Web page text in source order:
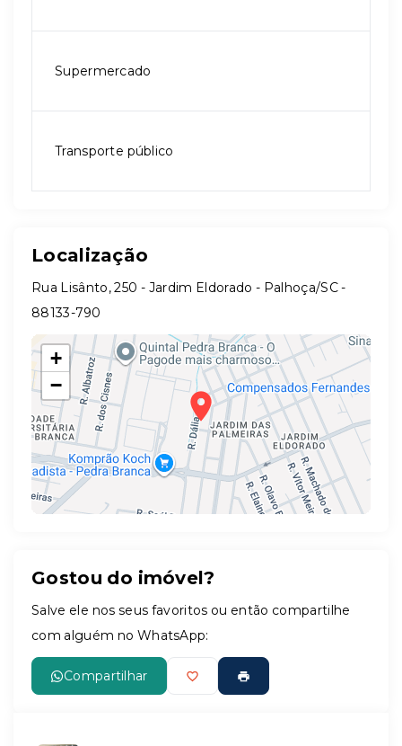
Supermercado
Transporte público
Localização
Rua Lisânto, 250 - Jardim Eldorado - Palhoça/SC-
88133-790
+
−
Gostou do imóvel?
Salve ele nos seus favoritos ou então compartilhe
com alguém no WhatsApp:
Compartilhar